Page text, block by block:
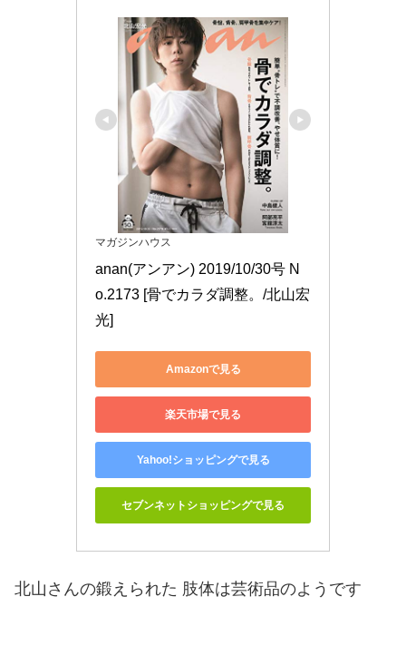
マガジンハウス
anan(アンアン) 2019/10/30号 N
o.2173 [骨でカラダ調整。/北山宏
光]
Amazonで見る
楽天市場で見る
Yahoo!ショッピングで見る
セブンネットショッピングで見る
北山さんの鍛えられた 肢体は芸術品のようです